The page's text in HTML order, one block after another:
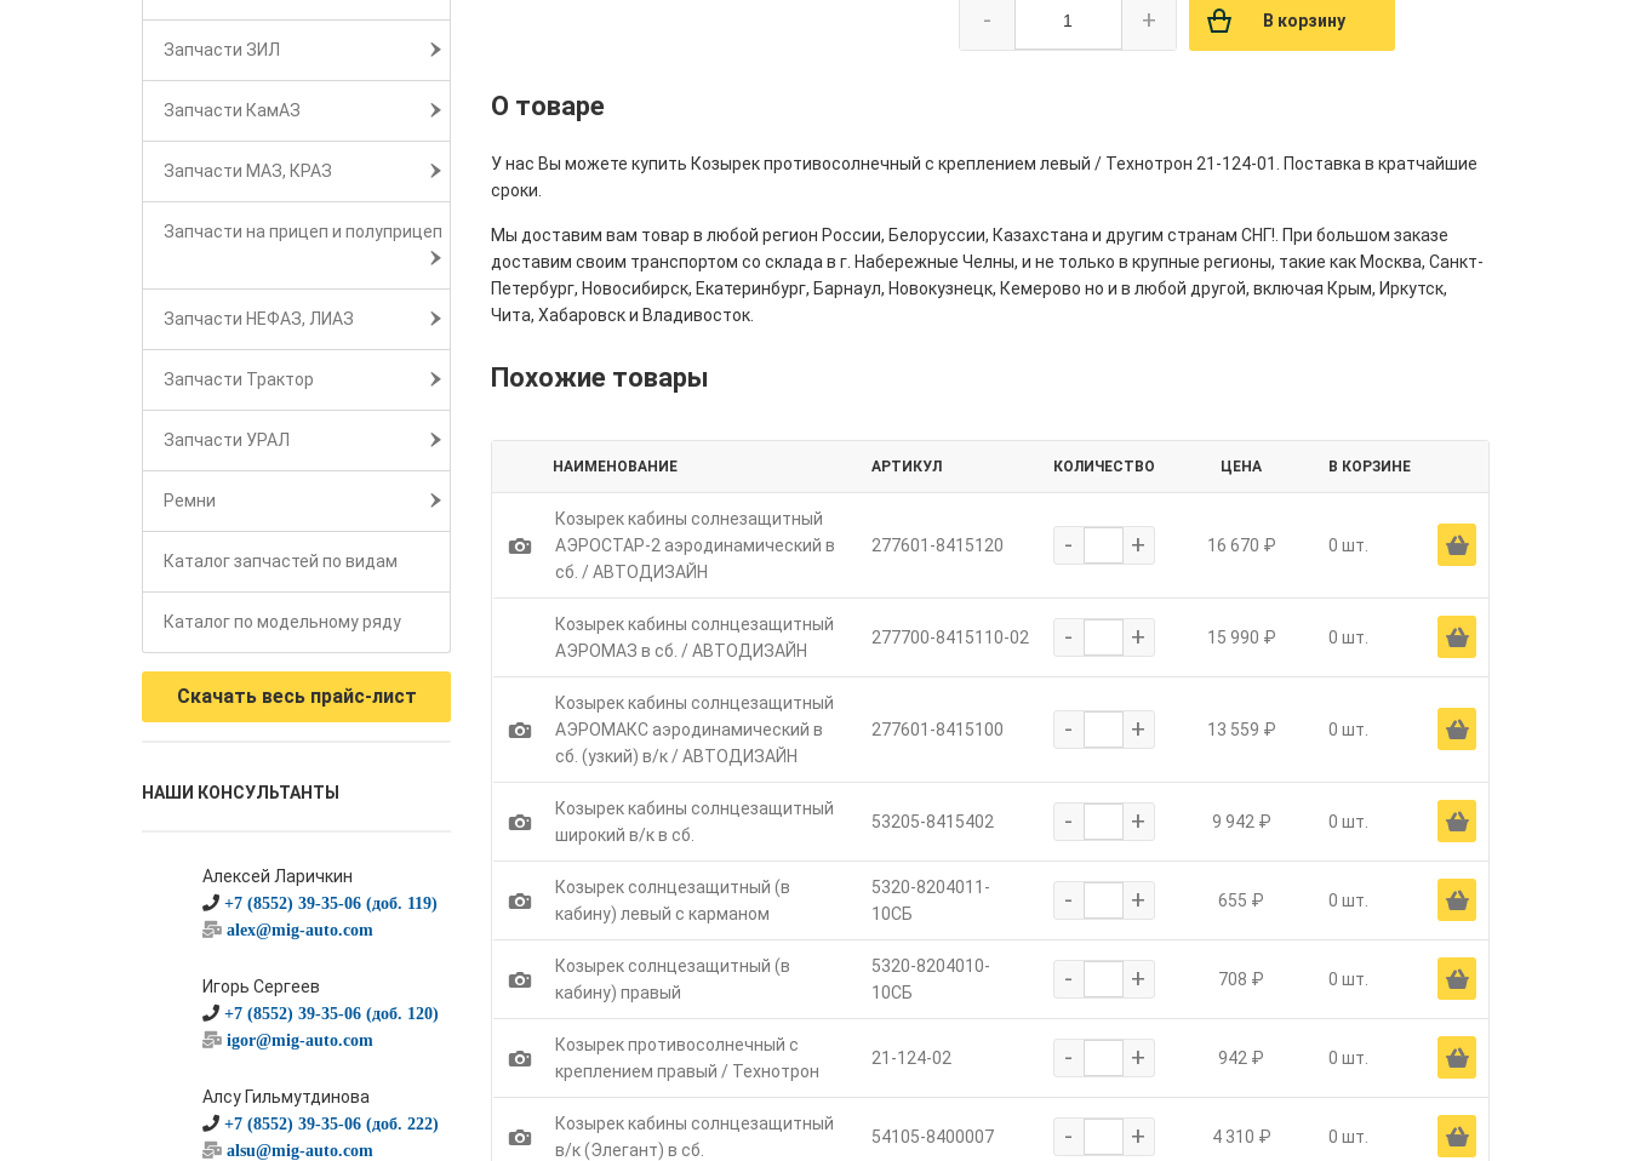
Запчасти ЗИЛ
Запчасти КамАЗ
Запчасти МАЗ, КРАЗ
Запчасти на прицеп и полуприцеп
Запчасти НЕФАЗ, ЛИАЗ
Запчасти Трактор
Запчасти УРАЛ
Ремни
Каталог запчастей по видам
Каталог по модельному ряду
Скачать весь прайс-лист
НАШИ КОНСУЛЬТАНТЫ
Алексей Ларичкин
+7 (8552) 39-35-06 (доб. 119)
alex@mig-auto.com
Игорь Сергеев
+7 (8552) 39-35-06 (доб. 120)
igor@mig-auto.com
Алсу Гильмутдинова
+7 (8552) 39-35-06 (доб. 222)
alsu@mig-auto.com
- + В корзину
О товаре
У нас Вы можете купить Козырек противосолнечный с креплением левый / Технотрон 21-124-01. Поставка в кратчайшие
сроки.
Мы доставим вам товар в любой регион России, Белоруссии, Казахстана и другим странам СНГ!. При большом заказе
доставим своим транспортом со склада в г. Набережные Челны, и не только в крупные регионы, такие как Москва, Санкт-
Петербург, Новосибирск, Екатеринбург, Барнаул, Новокузнецк, Кемерово но и в любой другой, включая Крым, Иркутск,
Чита, Хабаровск и Владивосток.
Похожие товары
НАИМЕНОВАНИЕ АРТИКУЛ КОЛИЧЕСТВО ЦЕНА В КОРЗИНЕ
1
Козырек кабины солнезащитный
АЭРОСТАР-2 аэродинамический в
сб. / АВТОДИЗАЙН
277601-8415120 - + 16 670 ₽ 0 шт. Ä
Козырек кабины солнцезащитный
АЭРОМАЗ в сб. / АВТОДИЗАЙН
277700-8415110-02 - + 15 990 ₽ 0 шт. Ä
1
Козырек кабины солнцезащитный
AЭРОМАКС аэродинамический в
сб. (узкий) в/к / АВТОДИЗАЙН
277601-8415100 - + 13 559 ₽ 0 шт. Ä
1
Козырек кабины солнцезащитный
широкий в/к в сб.
53205-8415402 - + 9 942 ₽ 0 шт. Ä
1
Козырек солнцезащитный (в
кабину) левый с карманом
5320-8204011-
10СБ
- + 655 ₽ 0 шт. Ä
1
Козырек солнцезащитный (в
кабину) правый
5320-8204010-
10СБ
- + 708 ₽ 0 шт. Ä
1
Козырек противосолнечный с
креплением правый / Технотрон
21-124-02 - + 942 ₽ 0 шт. Ä
1
Козырек кабины солнцезащитный
в/к (Элегант) в сб.
54105-8400007 - + 4 310 ₽ 0 шт. Ä